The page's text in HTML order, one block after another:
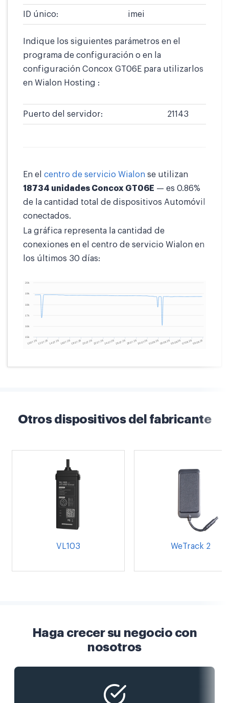
ID único: imei
Indique los siguientes parámetros en el
programa de configuración o en la
configuración Concox GT06E para utilizarlos
en Wialon Hosting :
Puerto del servidor: 21143
En el centro de servicio Wialon se utilizan
18734 unidades Concox GT06E — es 0.86%
de la cantidad total de dispositivos Automóvil
conectados.
La gráfica representa la cantidad de
conexiones en el centro de servicio Wialon en
los últimos 30 días:
Otros dispositivos del fabricante
VL103 WeTrack 2
Haga crecer su negocio con
nosotros